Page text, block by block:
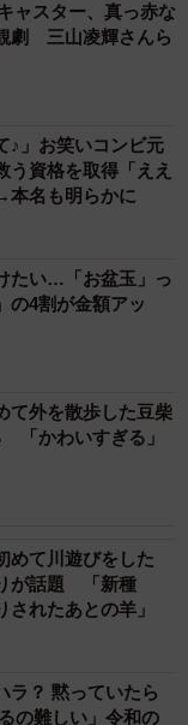
5/6
期と、シンボルの時
提供
だからこそ、こう
持っていたとい
ントがあるだけ
ができます」
ャスター、真っ赤な
劇 三山凌輝さんら
♪」お笑いコンビ元
資格を取得「ええ
本名も明らかに
たい…「お盆玉」っ
の4割が金額アッ
て外を散歩した豆柴
「かわいすぎる」
めて川遊びをした
が話題 「新種
れたあとの羊」
ラ？ 黙っていたら
の難しい」令和の